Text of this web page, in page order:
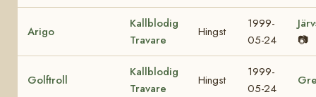
Arigo
Kallblodig
Travare
Hingst
1999-
05-24
📷
Golftroll
Kallblodig
Travare
Hingst
1999-
05-24